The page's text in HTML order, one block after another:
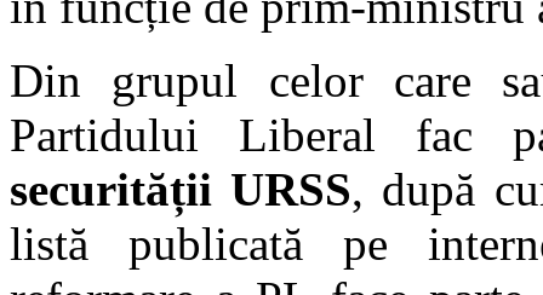
Din grupul celor care
Partidului Liberal fac
securității URSS, după
listă publicată pe